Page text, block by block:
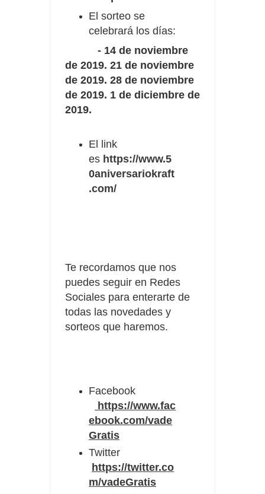
El sorteo se
celebrará los días:
- 14 de noviembre
de 2019. 21 de noviembre
de 2019. 28 de noviembre
de 2019. 1 de diciembre de
2019.
El link
es https://www.5
0aniversariokraft
.com/
Te recordamos que nos
puedes seguir en Redes
Sociales para enterarte de
todas las novedades y
sorteos que haremos.
Facebook
https://www.fac
ebook.com/vade
Gratis
Twitter
https://twitter.co
m/vadeGratis